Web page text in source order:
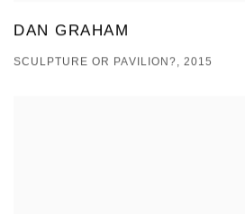
DAN GRAHAM
SCULPTURE OR PAVILION?, 2015